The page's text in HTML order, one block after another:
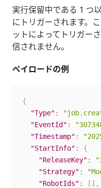
実行保留中である 1 つ
にトリガーされます。
ットによってトリガー
信されません。
ペイロードの例
{
"Type" :
"EventId" :
"Timestamp" :
"StartInfo" :
{
"ReleaseKey" :
"Strategy" :
"RobotIds" : [ ] ,